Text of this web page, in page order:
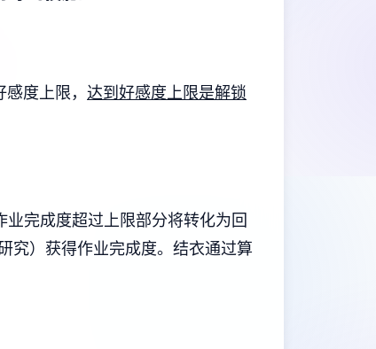
度上限， 达到好感度上限是解锁
业完成度超过上限部分将转化为回
究）获得作业完成度。 结衣通过算